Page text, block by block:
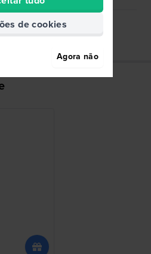
Sim
de cookies
Agora não